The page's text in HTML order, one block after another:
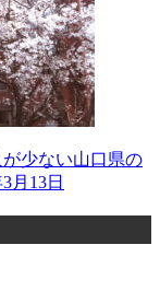
が少ない山口県の
月13日